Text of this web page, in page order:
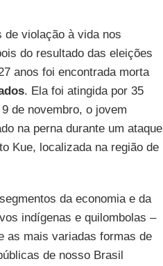
de violação à vida nos
do resultado das eleições
anos foi encontrada morta
. Ela foi atingida por 35
de novembro, o jovem
na perna durante um ataque
Kue, localizada na região de
da economia e da
indígenas e quilombolas –
as mais variadas formas de
de nosso Brasil